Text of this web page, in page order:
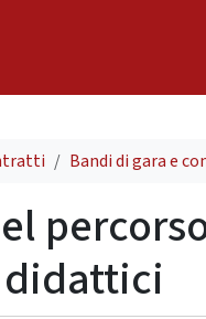
Bandi di gara e